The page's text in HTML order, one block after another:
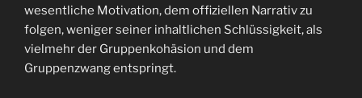
wesentliche Motivation, dem offiziellen Narrativ zu
folgen, weniger seiner inhaltlichen Schlüssigkeit, als
vielmehr der Gruppenkohäsion und dem
Gruppenzwang entspringt.